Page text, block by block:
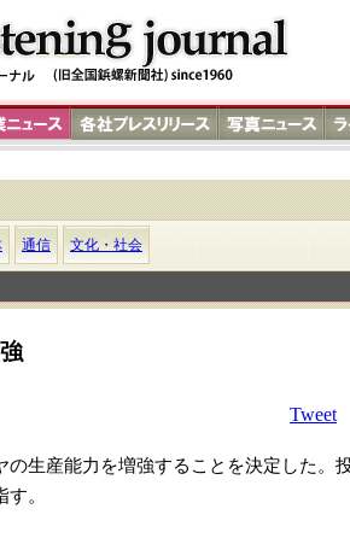
通信 文化・社会
Tweet
生産能力を増強することを決定した。
。